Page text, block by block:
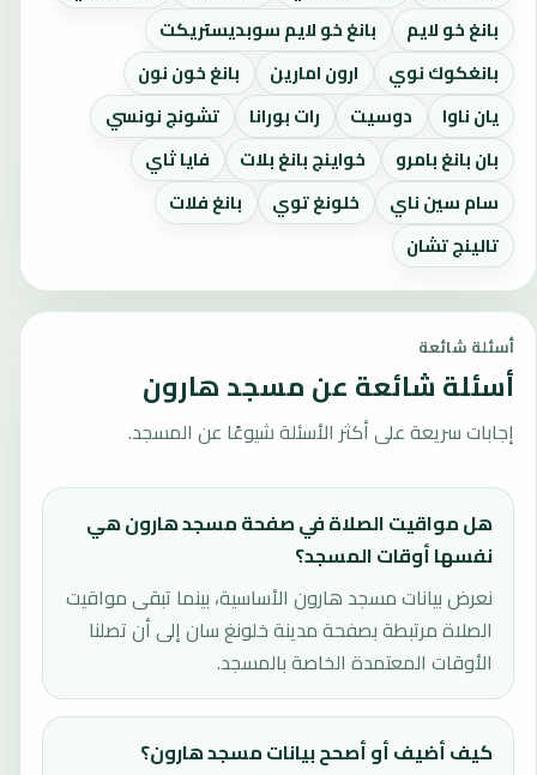
بانغ خو لايم
بانغ خو لايم سوبديستريكت
بانغكوك نوي
ارون امارين
بانغ خون نون
يان ناوا
دوسيت رات بورانا
تشونج نونسي
بان بانغ بامرو
خواينج بانغ بلات
فايا ثاي
سام سين ناي
خلونغ توي
بانغ فلات
تالينج تشان
أسئلة شائعة
أسئلة شائعة عن مسجد هارون
إجابات سريعة على أكثر الأسئلة شيوعًا عن المسجد.
هل مواقيت الصلاة في صفحة مسجد هارون هي
نفسها أوقات المسجد؟
نعرض بيانات مسجد هارون الأساسية، بينما تبقى مواقيت
الصلاة مرتبطة بصفحة مدينة خلونغ سان إلى أن تصلنا
الأوقات المعتمدة الخاصة بالمسجد.
كيف أضيف أو أصحح بيانات مسجد هارون؟